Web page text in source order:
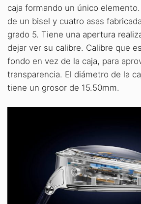
caja formando un único
de un bisel y cuatro asas
grado 5. Tiene una apertura
dejar ver su calibre. Calibre que
fondo en vez de la caja, para
transparencia. El diámetro de la
tiene un grosor de 15.50mm.